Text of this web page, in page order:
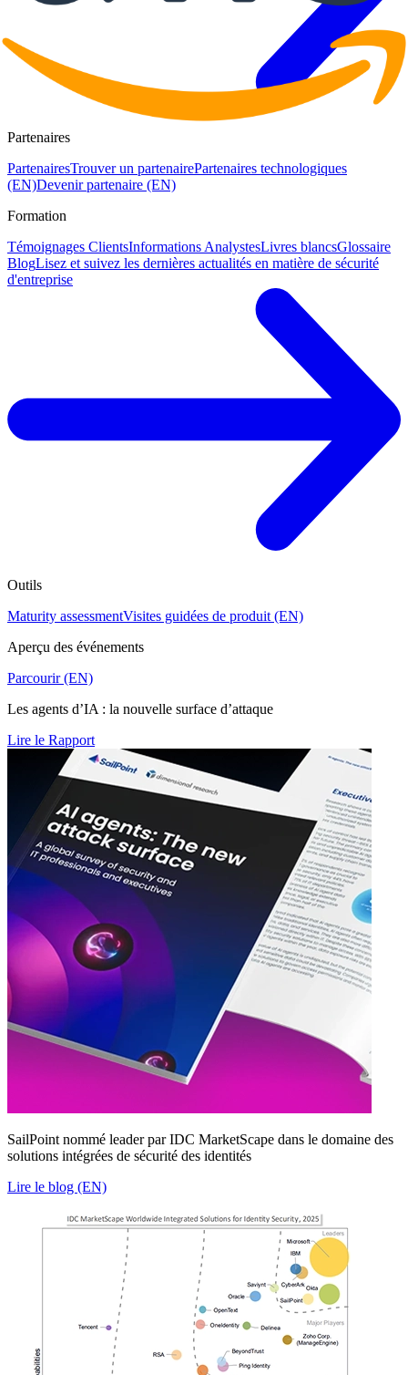
Partenaires
PartenairesTrouver un partenairePartenaires technologiques
(EN)Devenir partenaire (EN)
Formation
Témoignages ClientsInformations AnalystesLivres blancsGlossaire
BlogLisez et suivez les dernières actualités en matière de sécurité
d'entreprise
Outils
Maturity assessmentVisites guidées de produit (EN)
Aperçu des événements
Parcourir (EN)
Les agents d’IA : la nouvelle surface d’attaque
Lire le Rapport
SailPoint nommé leader par IDC MarketScape dans le domaine des
solutions intégrées de sécurité des identités
Lire le blog (EN)